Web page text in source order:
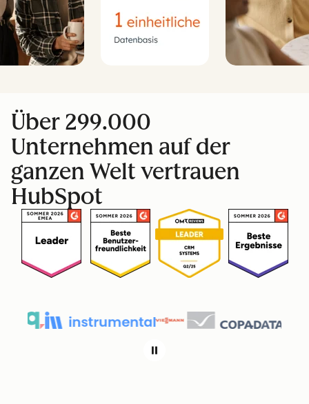
Über 299.000
Unternehmen auf der
ganzen Welt vertrauen
HubSpot